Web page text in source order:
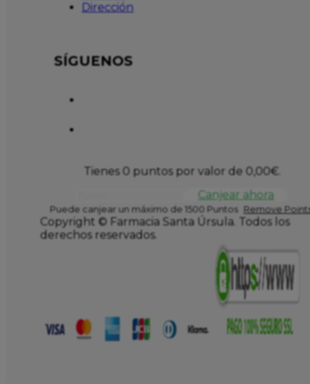
Dirección
SÍGUENOS
Tienes 0 puntos por valor de 0,00€.
Canjear ahora
Puede canjear un máximo de 1500 Puntos Remove
Copyright © Farmacia Santa Úrsula. Todos los
derechos reservados.